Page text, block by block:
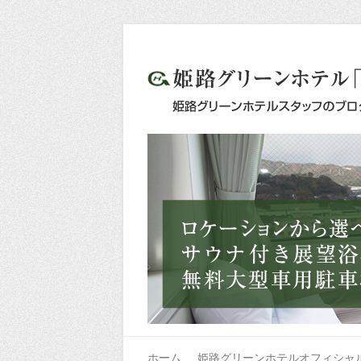
ホーム 姫路グリーンホテルオフィシャ